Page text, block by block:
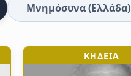
Μνημόσυνα (Ελλάδα)
ΚΗΔΕΙΑ